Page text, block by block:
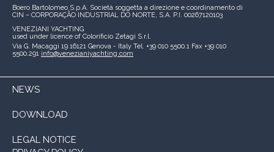
Boero Bartolomeo S.p.A. Società soggetta a direzione e coordinamento di
CIN – CORPORAÇÃO INDUSTRIAL DO NORTE, S.A. P.I. 00267120103
VENEZIANI YACHTING
used under licence of Colorificio Zetagi S.r.l.
Via G. Macaggi 19 16121 Genova - Italy Tel. +39 010 5500.1 Fax +39 010
5500.291 info@venezianiyachting.com
NEWS
DOWNLOAD
LEGAL NOTICE